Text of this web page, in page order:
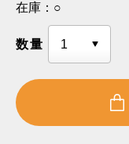
在庫： ○
数量